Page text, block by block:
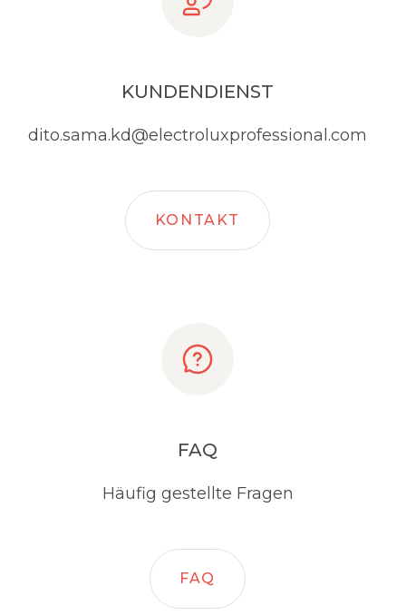
KUNDENDIENST
dito.sama.kd@electroluxprofessional.com
KONTAKT
FAQ
Häufig gestellte Fragen
FAQ